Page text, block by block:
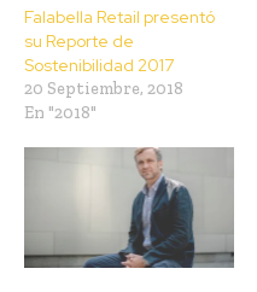
Falabella Retail presentó
su Reporte de
Sostenibilidad 2017
20 Septiembre, 2018
En "2018"